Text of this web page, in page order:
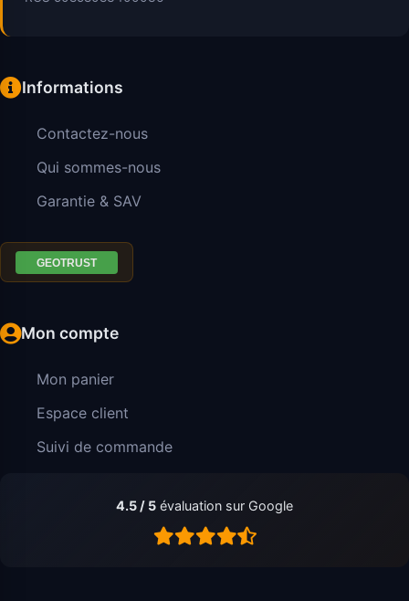
Informations
Contactez-nous
Qui sommes-nous
Garantie & SAV
Mon compte
Mon panier
Espace client
Suivi de commande
4.5 / 5 évaluation sur Google